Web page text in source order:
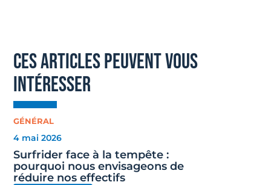
ces articles peuvent vous
intéresser
GÉNÉRAL
4 mai 2026
Surfrider face à la tempête :
pourquoi nous envisageons de
réduire nos effectifs